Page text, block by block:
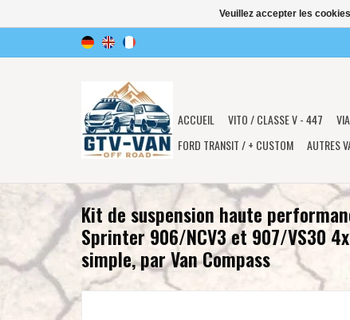
ACCUEIL VITO / CLASSE V - 447
FORD TRANSIT / + CUSTOM
AUTRES
Kit de suspension haute
Sprinter 906/NCV3 et 907/VS30
simple, par Van Compass
Veuillez accepter les